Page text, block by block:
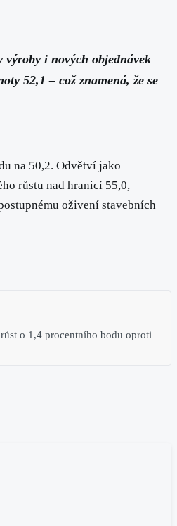
i nových objednávek
52,1 – což znamená, že se
na 50,2. Odvětví jako
růstu nad hranicí 55,0,
oživení stavebních
o 1,4 procentního bodu oproti